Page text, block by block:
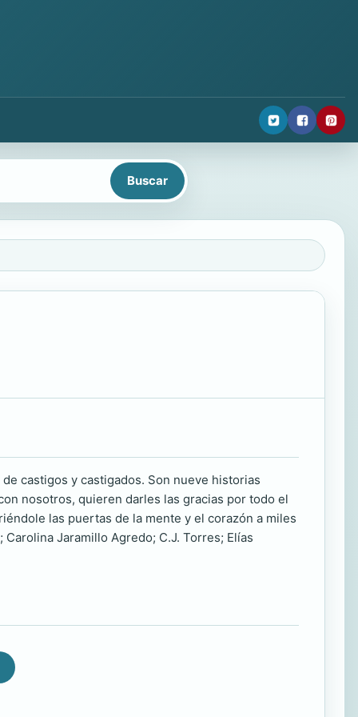
castigos y castigados. Son nueve historias
nosotros, quieren darles las gracias por todo el
las puertas de la mente y el corazón a miles
Jaramillo Agredo; C.J. Torres; Elías